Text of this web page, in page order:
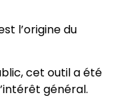
l’origine du
cet outil a été
général.